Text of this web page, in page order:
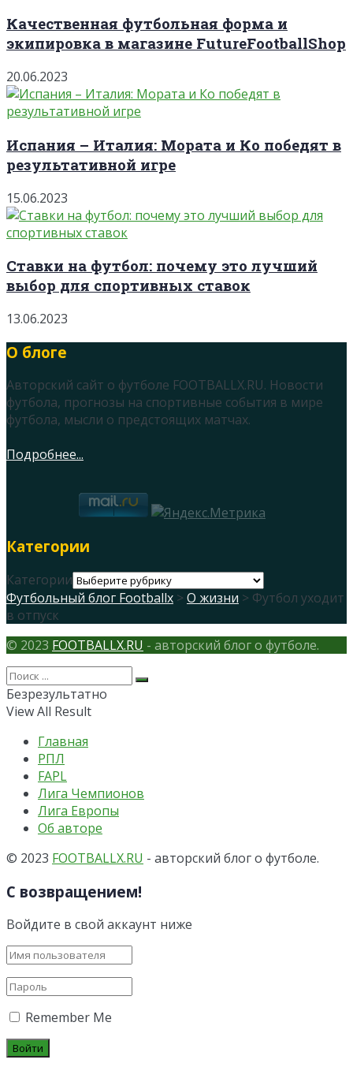
Качественная футбольная форма и
экипировка в магазине FutureFootballShop
20.06.2023
Испания – Италия: Мората и Ко победят в
результативной игре
15.06.2023
Ставки на футбол: почему это лучший
выбор для спортивных ставок
13.06.2023
О блоге
Авторский сайт о футболе FOOTBALLX.RU. Новости
футбола, прогнозы на спортивные события в мире
футбола, мысли о предстоящих матчах.
Подробнее...
Категории
Категории
Футбольный блог Footballx > О жизни > Футбол уходит
в отпуск
© 2023 FOOTBALLX.RU - авторский блог о футболе.
Безрезультатно
View All Result
Главная
РПЛ
FAPL
Лига Чемпионов
Лига Европы
Об авторе
© 2023 FOOTBALLX.RU - авторский блог о футболе.
С возвращением!
Войдите в свой аккаунт ниже
Remember Me